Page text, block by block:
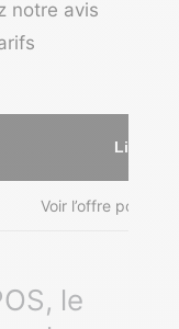
notre avis
Lien
Voir l’offre pour la
le